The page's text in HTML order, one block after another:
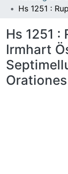
Hs 1251
Irmhart